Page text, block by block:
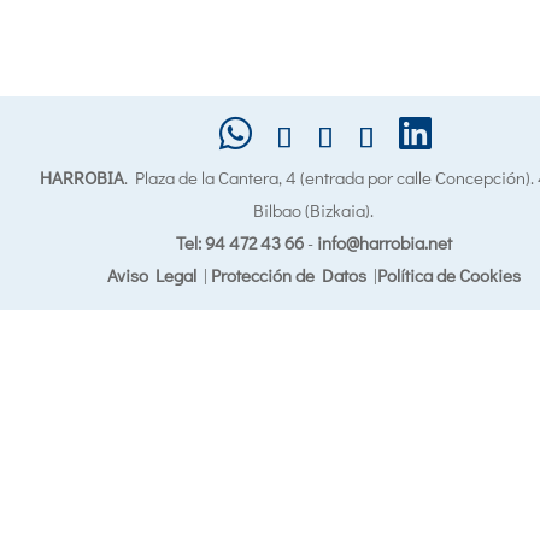
HARROBIA. Plaza de la Cantera, 4 (entrada por calle
Bilbao (Bizkaia).
Tel: 94 472 43 66- info@harrobia.net
Aviso Legal| Protección de Datos|Política de Cookies